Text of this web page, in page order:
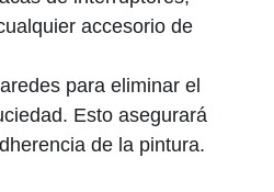
accesorio de
para eliminar el
Esto asegurará
de la pintura.